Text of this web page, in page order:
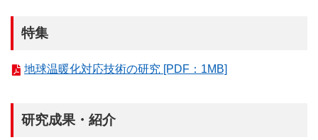
特集
地球温暖化対応技術の研究 [PDF：1MB]
研究成果・紹介